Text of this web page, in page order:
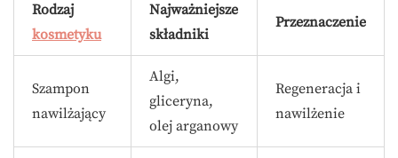
Rodzaj
kosmetyku
Najważniejsze
składniki
Przeznaczenie
Szampon
nawilżający
Algi,
gliceryna,
olej arganowy
Regeneracja i
nawilżenie